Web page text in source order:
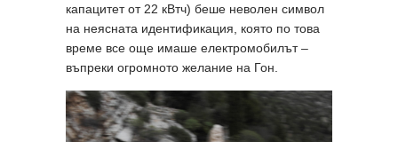
капацитет от 22 кВтч) беше неволен символ
на неясната идентификация, която по това
време все още имаше електромобилът–
въпреки огромното желание на Гон.